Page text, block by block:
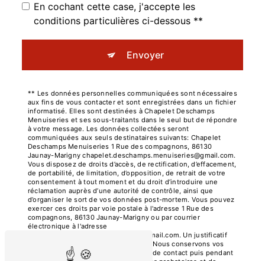
En cochant cette case, j'accepte les
conditions particulières ci-dessous **
Envoyer
** Les données personnelles communiquées sont nécessaires
aux fins de vous contacter et sont enregistrées dans un fichier
informatisé. Elles sont destinées à Chapelet Deschamps
Menuiseries et ses sous-traitants dans le seul but de répondre
à votre message. Les données collectées seront
communiquées aux seuls destinataires suivants: Chapelet
Deschamps Menuiseries 1 Rue des compagnons, 86130
Jaunay-Marigny chapelet.deschamps.menuiseries@gmail.com.
Vous disposez de droits d’accès, de rectification, d’effacement,
de portabilité, de limitation, d’opposition, de retrait de votre
consentement à tout moment et du droit d’introduire une
réclamation auprès d’une autorité de contrôle, ainsi que
d’organiser le sort de vos données post-mortem. Vous pouvez
exercer ces droits par voie postale à l'adresse 1 Rue des
compagnons, 86130 Jaunay-Marigny ou par courrier
électronique à l'adresse
chapelet.deschamps.menuiseries@gmail.com. Un justificatif
d'identité pourra vous être demandé. Nous conservons vos
données pendant la période de prise de contact puis pendant